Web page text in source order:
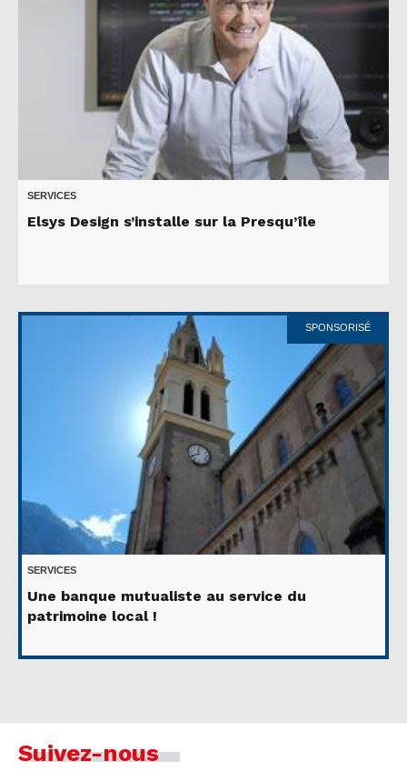
SERVICES
Elsys Design s’installe sur la Presqu’île
SPONSORISÉ
SERVICES
Une banque mutualiste au service du
patrimoine local !
Suivez-nous